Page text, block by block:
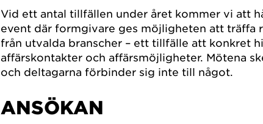
Vid ett antal tillfällen under året kommer vi att
event där formgivare ges möjligheten att träffa
från utvalda branscher – ett tillfälle att konkret
affärskontakter och affärsmöjligheter. Mötena
och deltagarna förbinder sig inte till något.
ANSÖKAN